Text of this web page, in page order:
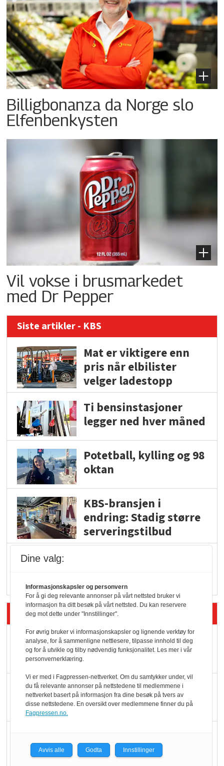
Billigbonanza da Norge slo
Elfenbenkysten
Vil vokse i brusmarkedet
med Dr Pepper
Siste artikler - KBS
Mat er viktigere enn
pris når elbilister
velger ladestopp
Ti bensinstasjoner
legger ned hver måned
Potetball, kylling og 98
oktan
KBS-bransjen i
endring: Stadig større
serveringstilbud
Siste artikler - Butikk i praksis
Rema-flaggskip
dundrer videre
Slik opprettholdes
ølsalget
hyller
Dine valg:
Informasjonskapsler og personvern
For å gi deg relevante annonser på vårt nettsted bruker vi
informasjon fra ditt besøk på vårt nettsted. Du kan reservere
deg mot dette under "Innstillinger".
For øvrig bruker vi informasjonskapsler og lignende verktøy for
analyse, for å sammenligne nettlesere, tilpasse innhold til deg
og for å utvikle og tilby nødvendig funksjonalitet. Les mer i vår
personvernerklæring.
Vi er med i Fagpressen-nettverket. Om du samtykker under, vil
du få relevante annonser på nettstedene til medlemmene i
nettverket basert på informasjon fra dine besøk på tvers av
disse nettstedene. En oversikt over medlemmene finner du på
Fagpressen.no.
Avvis alle Godta Innstillinger